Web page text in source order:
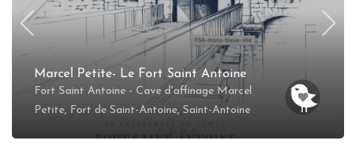
Marcel Petite- Le Fort Saint Antoine
Fort Saint Antoine - Cave d'affinage Marcel
Petite, Fort de Saint-Antoine, Saint-Antoine